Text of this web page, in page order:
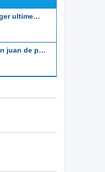
ultime…
juan de p…